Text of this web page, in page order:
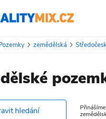
zemědělská
hledání